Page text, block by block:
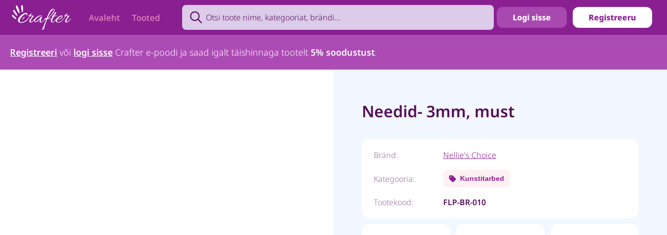
Avaleht Tooted
Search product by name, brand, category...
Logi sisse Registreeru
Registreeri või logi sisse Crafter e-poodi ja saad igalt täishinnaga tootelt 5% soodustust.
Needid- 3mm, must
Bränd: Nellie's Choice
Kategooria: Kunstitarbed
Tootekood: FLP-BR-010